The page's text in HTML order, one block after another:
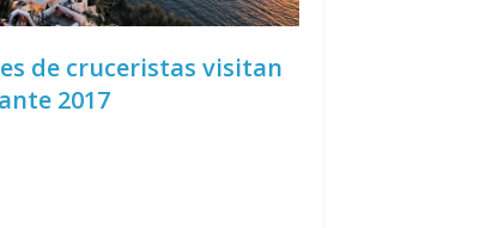
de cruceristas visitan
2017